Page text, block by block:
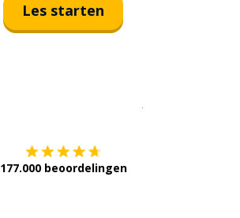
Les starten
177.000 beoordelingen